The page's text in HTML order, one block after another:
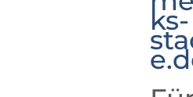
ks-